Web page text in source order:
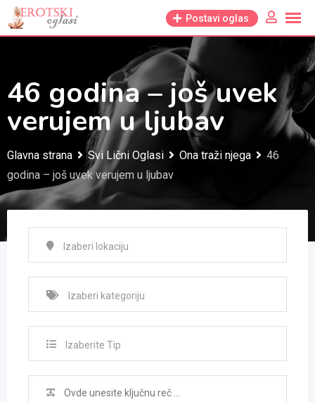
Skip
to
Postavi oglas
46 godina – još uvek
verujem u ljubav
Glavna strana Svi Lični Oglasi Ona traži njega
46
godina – još uvek verujem u ljubav
Izaberite Tip